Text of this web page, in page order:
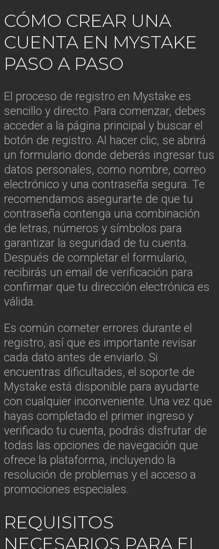
CÓMO CREAR UNA
CUENTA EN MYSTAKE
PASO A PASO
El proceso de registro en Mystake es
sencillo y directo. Para comenzar, debes
acceder a la página principal y buscar el
botón de registro. Al hacer clic, se abrirá
un formulario donde deberás ingresar tus
datos personales, como nombre, correo
electrónico y una contraseña segura. Te
recomendamos asegurarte de que tu
contraseña contenga una combinación
de letras, números y símbolos para
garantizar la seguridad de tu cuenta.
Después de completar el formulario,
recibirás un email de verificación para
confirmar que tu dirección electrónica es
válida.
Es común cometer errores durante el
registro, así que es importante revisar
cada dato antes de enviarlo. Si
encuentras dificultades, el soporte de
Mystake está disponible para ayudarte
con cualquier inconveniente. Una vez que
hayas completado el primer ingreso y
verificado tu cuenta, podrás disfrutar de
todas las opciones de navegación que
ofrece la plataforma, incluyendo la
resolución de problemas y el acceso a
promociones especiales.
REQUISITOS
NECESARIOS PARA EL